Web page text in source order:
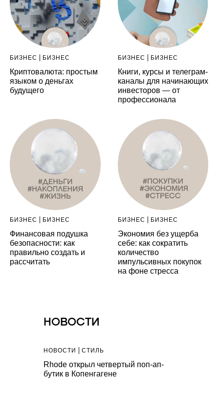
БИЗНЕС БИЗНЕС
Криптовалюта: простым
языком о деньгах
будущего
БИЗНЕС БИЗНЕС
Книги, курсы и телеграм-
каналы для начинающих
инвесторов — от
профессионала
БИЗНЕС БИЗНЕС
Финансовая подушка
безопасности: как
правильно создать и
рассчитать
БИЗНЕС БИЗНЕС
Экономия без ущерба
себе: как сократить
количество
импульсивных покупок
на фоне стресса
НОВОСТИ
НОВОСТИ СТИЛЬ
Rhode открыл четвертый поп-ап-
бутик в Копенгагене